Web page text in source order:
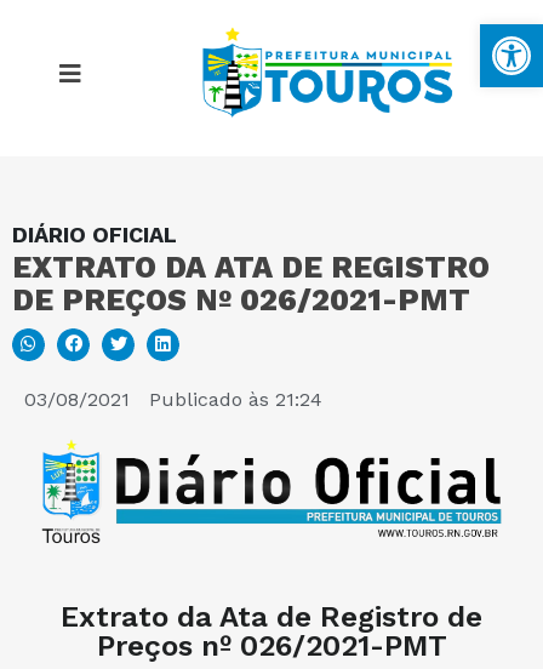
DIÁRIO OFICIAL
EXTRATO DA ATA DE REGISTRO
DE PREÇOS Nº 026/2021-PMT
03/08/2021 Publicado às 21:24
Extrato da Ata de Registro de
Preços nº 026/2021-PMT
MAPA DO SITE
PORTAL DA TRANSPARÊNCIA
E-SIC
PERGUNTAS FREQUENTES